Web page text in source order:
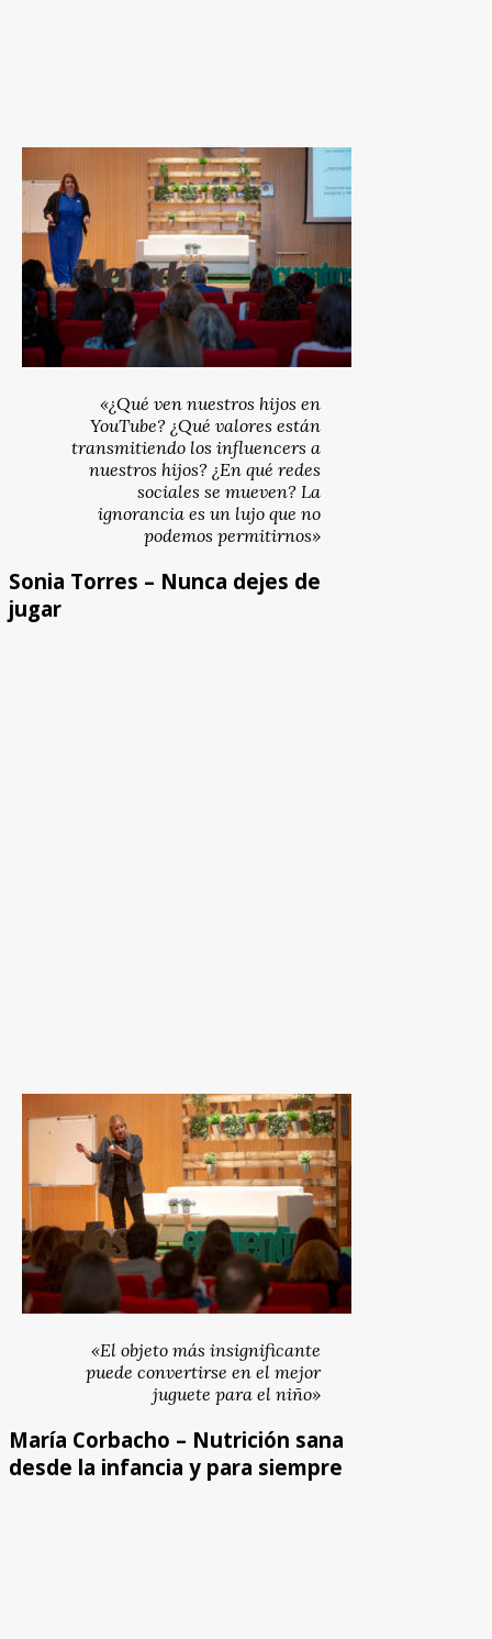
«¿Qué ven nuestros hijos en
YouTube? ¿Qué valores están
transmitiendo los influencers a
nuestros hijos? ¿En qué redes
sociales se mueven? La
ignorancia es un lujo que no
podemos permitirnos»
Sonia Torres – Nunca dejes de
jugar
«El objeto más insignificante
puede convertirse en el mejor
juguete para el niño»
María Corbacho – Nutrición sana
desde la infancia y para siempre